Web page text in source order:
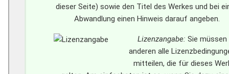
dieser Seite) sowie den Titel des Werkes und bei
Abwandlung einen Hinweis darauf angeben.
Lizenzangabe: Sie müssen
anderen alle
mitteilen, die für dieses